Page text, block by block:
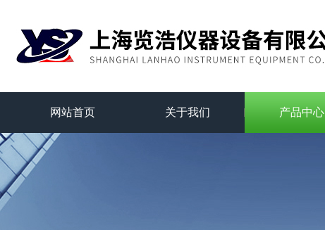
网站首页 关于我们 产品中心